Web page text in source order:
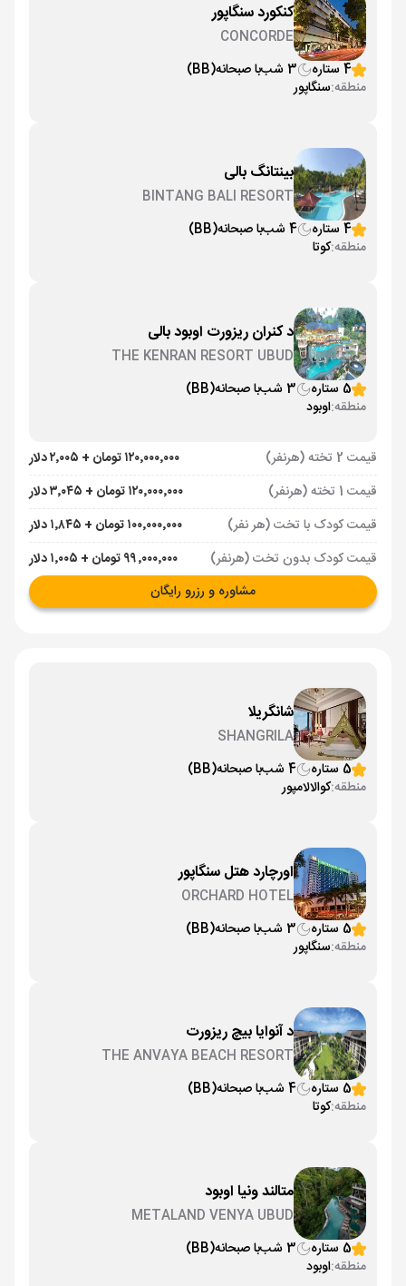
کنکورد سنگاپور
CONCORDE
4 ستاره
3 شب با صبحانه(BB)
منطقه:سنگاپور
بینتانگ بالی
BINTANG BALI RESORT
4 ستاره
4 شب با صبحانه(BB)
منطقه:کوتا
د کنران ریزورت اوبود بالی
THE KENRAN RESORT UBUD
5 ستاره
3 شب با صبحانه(BB)
منطقه:اوبود
قیمت 2 تخته (هرنفر)
۱۲۰٬۰۰۰٬۰۰۰ تومان + ۲٬۰۰۵ دلار
قیمت 1 تخته (هرنفر)
۱۲۰٬۰۰۰٬۰۰۰ تومان + ۳٬۰۴۵ دلار
قیمت کودک با تخت (هر نفر)
۱۰۰٬۰۰۰٬۰۰۰ تومان + ۱٬۸۴۵ دلار
قیمت کودک بدون تخت (هرنفر)
۹۹٬۰۰۰٬۰۰۰ تومان + ۱٬۰۰۵ دلار
مشاوره و رزرو رایگان
شانگریلا
SHANGRILA
5 ستاره
4 شب با صبحانه(BB)
منطقه:کوالالامپور
اورچارد هتل سنگاپور
ORCHARD HOTEL
5 ستاره
3 شب با صبحانه(BB)
منطقه:سنگاپور
د آنوایا بیچ ریزورت
THE ANVAYA BEACH RESORT
5 ستاره
4 شب با صبحانه(BB)
منطقه:کوتا
متالند ونیا اوبود
METALAND VENYA UBUD
5 ستاره
3 شب با صبحانه(BB)
منطقه:اوبود